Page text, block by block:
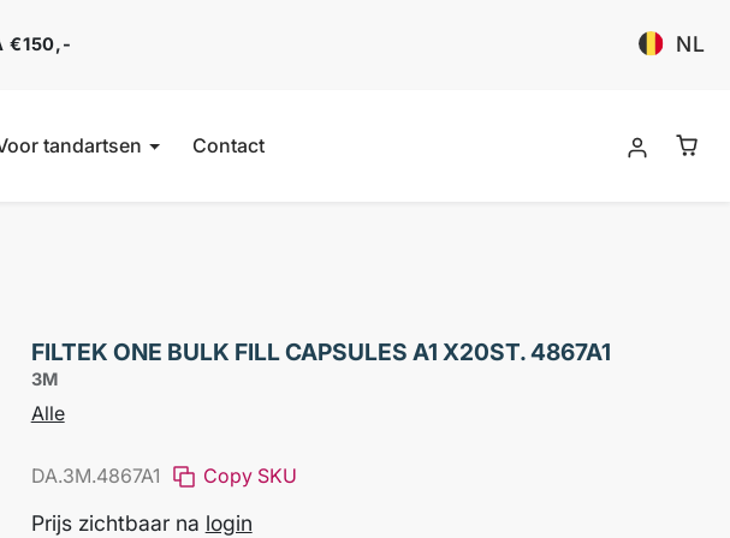
€150,- NL
tandartsen Contact
FILTEK ONE BULK FILL CAPSULES A1 X20ST. 4867A1
3M
Alle
DA.3M.4867A1 Copy SKU
Prijs zichtbaar na login